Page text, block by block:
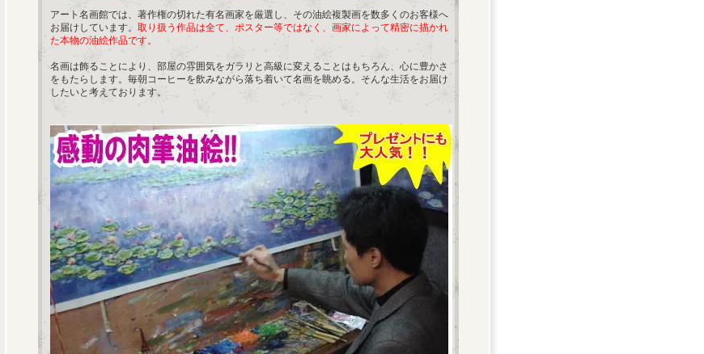
アート名画館では、著作権の切れた有名画家を厳選し、その油絵複製画を数多くのお客様へ
お届けしています。 取り扱う作品は全て、ポスター等ではなく、画家によって精密に描かれ
た本物の油絵作品です。
名画は飾ることにより、部屋の雰囲気をガラリと高級に変えることはもちろん、心に豊かさ
をもたらします。毎朝コーヒーを飲みながら落ち着いて名画を眺める。そんな生活をお届け
したいと考えております。